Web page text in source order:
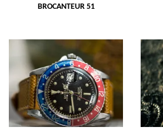
BROCANTEUR 51